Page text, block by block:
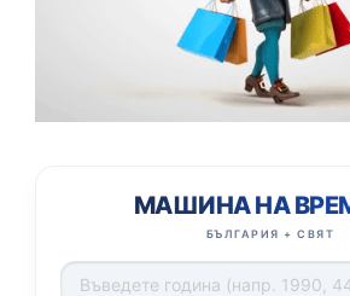
МАШИНА НА
БЪЛГАРИЯ + СВЯТ